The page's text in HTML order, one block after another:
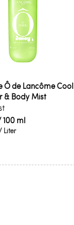
Ô de Lancôme Cool
& Body Mist
100 ml